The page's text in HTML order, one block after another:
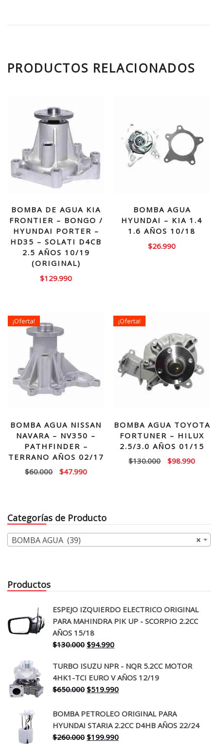
PRODUCTOS RELACIONADOS
BOMBA DE AGUA KIA
FRONTIER – BONGO /
HYUNDAI PORTER –
HD35 – SOLATI D4CB
2.5 AÑOS 10/19
(ORIGINAL)
$129.990
BOMBA AGUA
HYUNDAI – KIA 1.4
1.6 AÑOS 10/18
$26.990
¡Oferta!
BOMBA AGUA NISSAN
NAVARA – NV350 –
PATHFINDER –
TERRANO AÑOS 02/17
$60.000
El
$60.000.
$47.990El
$47.990.
¡Oferta!
BOMBA AGUA TOYOTA
FORTUNER – HILUX
2.5/3.0 AÑOS 01/15
$130.000
El
$98.990El
Categorías de Producto
×
BOMBA AGUA (39)
Productos
ESPEJO IZQUIERDO ELECTRICO ORIGINAL
PARA MAHINDRA PIK UP - SCORPIO 2.2CC
AÑOS 15/18
$130.000 El
original
era:
$130.000.
$94.990El
actual
es:
$94.990.
TURBO ISUZU NPR - NQR 5.2CC MOTOR
4HK1-TCI EURO V AÑOS 12/19
$650.000 El
original
era:
$650.000.
$519.990El
actual
es:
$519.990.
BOMBA PETROLEO ORIGINAL PARA
HYUNDAI STARIA 2.2CC D4HB AÑOS 22/24
$260.000 El
$199.990El